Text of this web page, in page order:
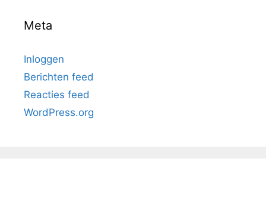
Meta
Inloggen
Berichten feed
Reacties feed
WordPress.org